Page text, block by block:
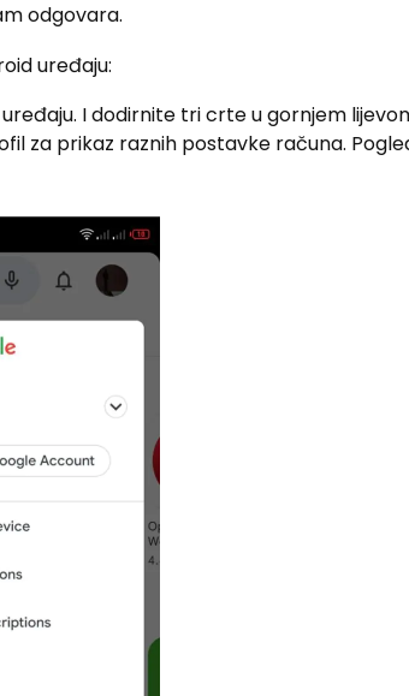
odgovara.
uređaju:
I dodirnite tri crte u gornjem
za prikaz raznih postavke računa.